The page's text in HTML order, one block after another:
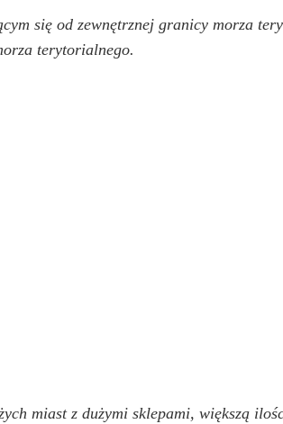
się od zewnętrznej granicy morza
terytorialnego.
miast z dużymi sklepami, większą